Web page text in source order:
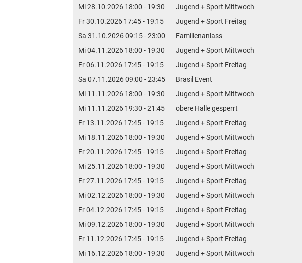
Mi 28.10.2026 18:00 - 19:30
Jugend + Sport Mittwoch
Fr 30.10.2026 17:45 - 19:15
Jugend + Sport Freitag
Sa 31.10.2026 09:15 - 23:00
Familienanlass
Mi 04.11.2026 18:00 - 19:30
Jugend + Sport Mittwoch
Fr 06.11.2026 17:45 - 19:15
Jugend + Sport Freitag
Sa 07.11.2026 09:00 - 23:45
Brasil Event
Mi 11.11.2026 18:00 - 19:30
Jugend + Sport Mittwoch
Mi 11.11.2026 19:30 - 21:45
obere Halle gesperrt
Fr 13.11.2026 17:45 - 19:15
Jugend + Sport Freitag
Mi 18.11.2026 18:00 - 19:30
Jugend + Sport Mittwoch
Fr 20.11.2026 17:45 - 19:15
Jugend + Sport Freitag
Mi 25.11.2026 18:00 - 19:30
Jugend + Sport Mittwoch
Fr 27.11.2026 17:45 - 19:15
Jugend + Sport Freitag
Mi 02.12.2026 18:00 - 19:30
Jugend + Sport Mittwoch
Fr 04.12.2026 17:45 - 19:15
Jugend + Sport Freitag
Mi 09.12.2026 18:00 - 19:30
Jugend + Sport Mittwoch
Fr 11.12.2026 17:45 - 19:15
Jugend + Sport Freitag
Mi 16.12.2026 18:00 - 19:30
Jugend + Sport Mittwoch